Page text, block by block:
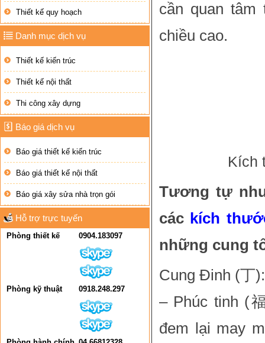
Thiết kế quy hoạch
Danh mục dịch vụ
Thiết kế kiến trúc
Thiết kế nội thất
Thi công xây dựng
Báo giá dịch vụ
Báo giá thiết kế kiến trúc
Báo giá thiết kế nội thất
Báo giá xây sửa nhà trọn gói
Hỗ trợ trực tuyến
Phòng thiết kế 0904.183097
Phòng kỹ thuật 0918.248.297
cần quan
chiều cao.
Kích
Tương tự
các kích
những cung
Cung Đinh (丁
– Phúc tinh (
đem lại may